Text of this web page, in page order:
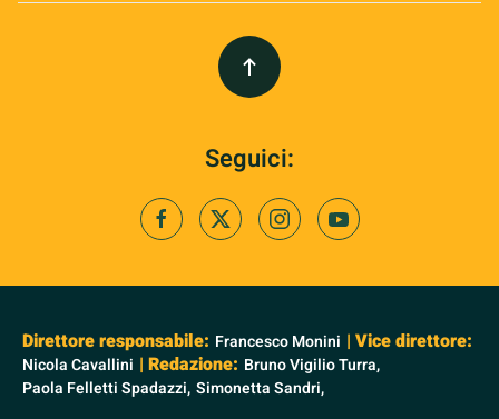
Seguici:
Direttore responsabile: Francesco Monini | Vice direttore:
Nicola Cavallini | Redazione: Bruno Vigilio Turra,
Paola Felletti Spadazzi, Simonetta Sandri,